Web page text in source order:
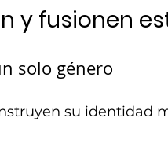
y fusionen
solo género
su identidad